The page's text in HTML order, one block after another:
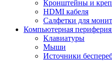
Кронштейны и
HDMI кабеля
Салфетки для
Компьютерная периферия
Клавиатуры
Мыши
Источники